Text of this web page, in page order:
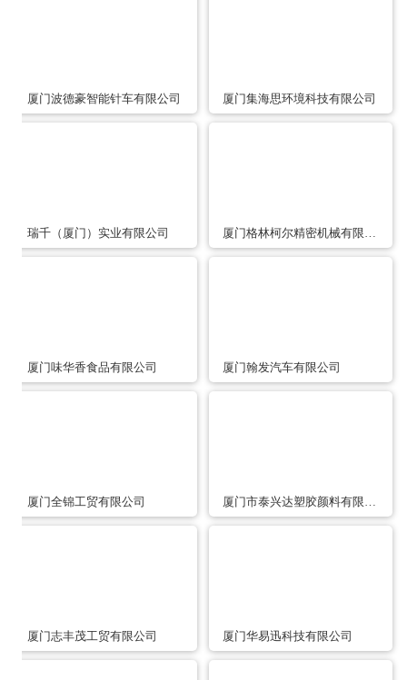
厦门波德豪智能针车有限公司 厦门集海思环境科技有限公司
瑞千（厦门）实业有限公司
厦门味华香食品有限公司 厦门翰发汽车有限公司
厦门全锦工贸有限公司
厦门志丰茂工贸有限公司 厦门华易迅科技有限公司